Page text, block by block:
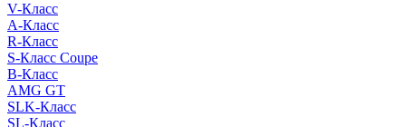
V-Класс
A-Класс
R-Класс
S-Класс Сoupe
B-Класс
AMG GT
SLK-Класс
SL-Класс